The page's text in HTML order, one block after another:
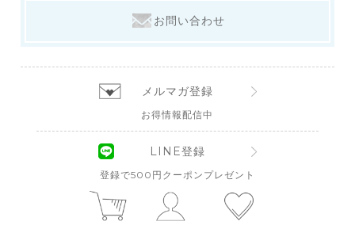
お問い合わせ
メルマガ登録
お得情報配信中
LINE登録
登録で500円クーポンプレゼント